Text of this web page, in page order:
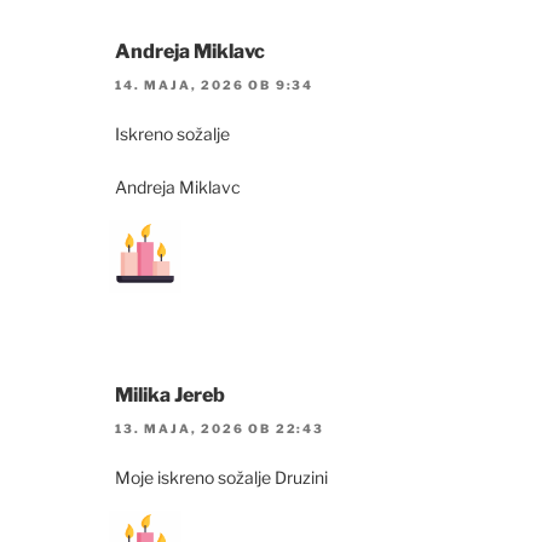
Andreja Miklavc
14. MAJA, 2026 OB 9:34
Iskreno sožalje
Andreja Miklavc
Milika Jereb
13. MAJA, 2026 OB 22:43
Moje iskreno sožalje Druzini